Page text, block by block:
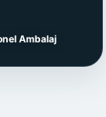
Ambalaj